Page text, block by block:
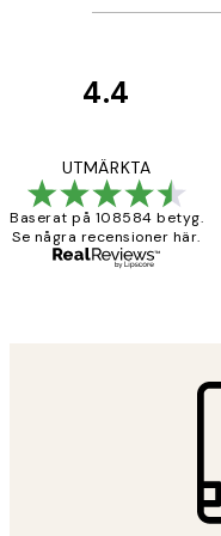
4.4
UTMÄRKTA
Baserat på 108584 betyg.
Se några recensioner här.